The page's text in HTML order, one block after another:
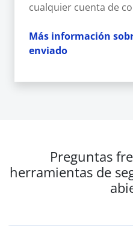
cualquier cuenta de
Más información
enviado
Preguntas
herramientas de